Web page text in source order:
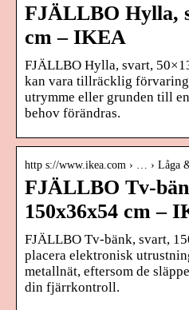
FJÄLLBO Hylla,
cm – IKEA
FJÄLLBO Hylla, svart,
kan vara tillräcklig
utrymme eller grunden till
behov förändras.
http s://www.ikea.com › … › Låga
FJÄLLBO Tv-
150x36x54 cm –
FJÄLLBO Tv-bänk, svart,
placera elektronisk
metallnät, eftersom de
din fjärrkontroll.